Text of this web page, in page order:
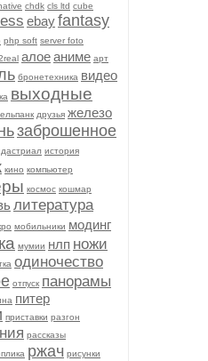
chdk cls ltd cube
ebayfantasy
php soft server foto
алоеаниме арт
бронетехника видео
выходные
друзья железо
заброшенное
история
кино компьютер
космос кошмар
литература
мобильники модинг
мумии нлп ножи
одиночество
отпуск панорамы
питер
приставки разгон
рассказы
ржач рисунки